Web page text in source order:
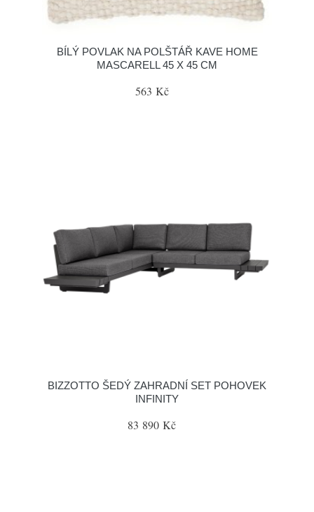
BÍLÝ POVLAK NA POLŠTÁŘ KAVE HOME
MASCARELL 45 X 45 CM
563 Kč
BIZZOTTO ŠEDÝ ZAHRADNÍ SET POHOVEK
INFINITY
83 890 Kč